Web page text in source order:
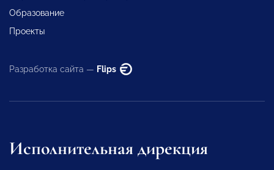
Образование
Проекты
Разработка сайта — Flips
Исполнительная дирекция